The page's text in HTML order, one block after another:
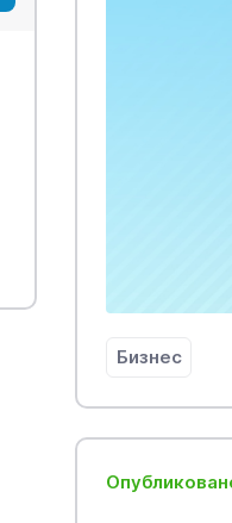
Бизнес